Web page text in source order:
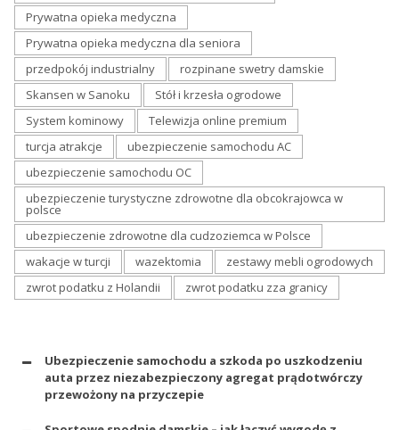
Prywatna opieka medyczna
Prywatna opieka medyczna dla seniora
przedpokój industrialny
rozpinane swetry damskie
Skansen w Sanoku
Stół i krzesła ogrodowe
System kominowy
Telewizja online premium
turcja atrakcje
ubezpieczenie samochodu AC
ubezpieczenie samochodu OC
ubezpieczenie turystyczne zdrowotne dla obcokrajowca w
polsce
ubezpieczenie zdrowotne dla cudzoziemca w Polsce
wakacje w turcji
wazektomia
zestawy mebli ogrodowych
zwrot podatku z Holandii
zwrot podatku zza granicy
Ubezpieczenie samochodu a szkoda po uszkodzeniu
auta przez niezabezpieczony agregat prądotwórczy
przewożony na przyczepie